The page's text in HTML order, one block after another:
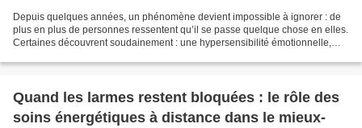
Depuis quelques années, un phénomène devient impossible à ignorer : de
plus en plus de personnes ressentent qu’il se passe quelque chose en elles.
Certaines découvrent soudainement : une hypersensibilité émotionnelle,
Quand les larmes restent bloquées : le rôle des
soins énergétiques à distance dans le mieux-